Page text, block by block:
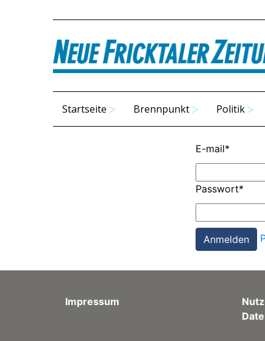
Startseite Brennpunkt Politik
E-mail*
Passwort*
Impressum